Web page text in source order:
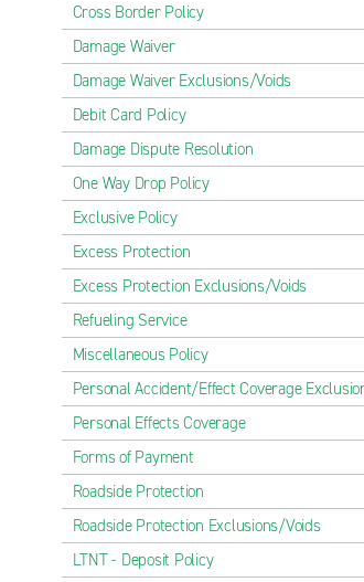
Cross Border Policy
Damage Waiver
Damage Waiver Exclusions/Voids
Debit Card Policy
Damage Dispute Resolution
One Way Drop Policy
Exclusive Policy
Excess Protection
Excess Protection Exclusions/Voids
Refueling Service
Miscellaneous Policy
Personal Accident/Effect Coverage
Personal Effects Coverage
Forms of Payment
Roadside Protection
Roadside Protection Exclusions/Voids
LTNT - Deposit Policy